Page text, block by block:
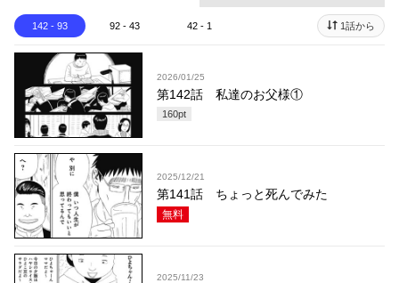
142 - 93 92 - 43 42 - 1 1話から
2026/01/25
第142話 私達のお父様①
160pt
2025/12/21
第141話 ちょっと死んでみた
無料
2025/11/23